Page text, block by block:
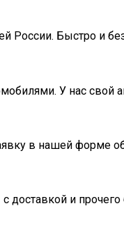
России. Быстро и
У нас свой
в нашей форме
доставкой и